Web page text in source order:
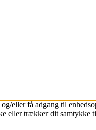
eller få adgang til
trækker dit samtykke